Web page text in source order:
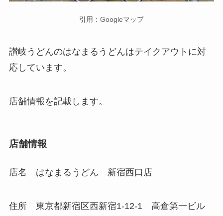
引用：Googleマップ
讃岐うどんのはなまるうどんはテイクアウトに対
応しています。
店舗情報を記載します。
店舗情報
店名 はなまるうどん 新宿西口店
住所 東京都新宿区西新宿1-12-1 高倉第一ビル